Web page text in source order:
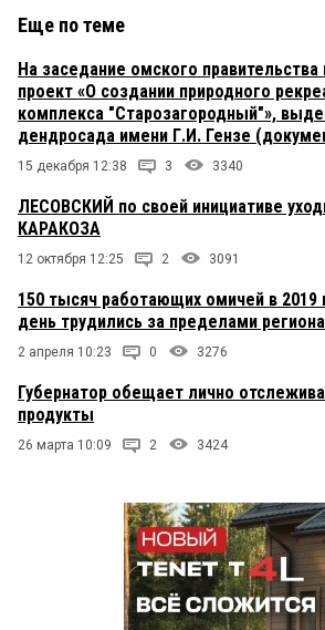
Еще по теме
На заседание омского
проект «О создании природного
комплекса "Старозагородный"»,
дендросада имени Г.И. Гензе
15 декабря 12:38 3 3340
ЛЕСОВСКИЙ по своей инициативе
КАРАКОЗА
12 октября 12:25 2 3091
150 тысяч работающих омичей в 2019
день трудились за пределами региона
2 апреля 10:23 0 3276
Губернатор обещает лично
продукты
26 марта 10:09 2 3424